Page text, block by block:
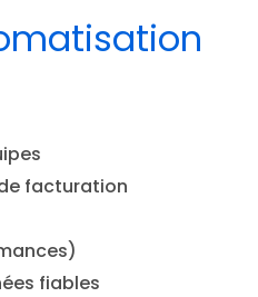
facturation
fiables